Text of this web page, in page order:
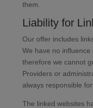
them.
Liability for
Our offer includes
We have no influence
therefore we cannot
Providers or
always responsible
The linked websites